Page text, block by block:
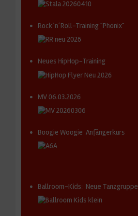
Rock´n´Roll-Training "Phönix"
Neues HipHop-Training
MV 06.03.2026
Boogie Woogie Anfängerkurs
Ballroom-Kids: Neue Tanzgruppe